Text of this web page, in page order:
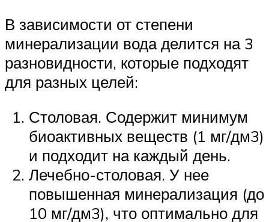
В зависимости от степени
минерализации вода делится на 3
разновидности, которые подходят
для разных целей:
Столовая. Содержит минимум
биоактивных веществ (1 мг/дм3)
и подходит на каждый день.
Лечебно-столовая. У нее
повышенная минерализация (до
10 мг/дм3), что оптимально для